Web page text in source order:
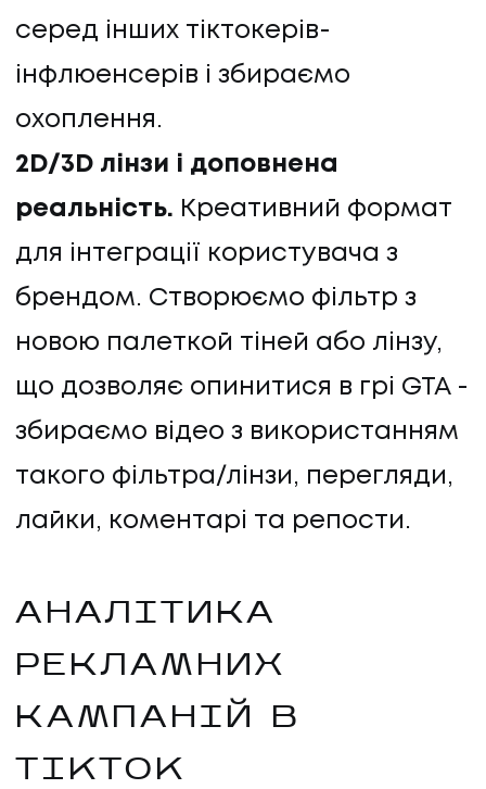
серед інших тіктокерів-
інфлюенсерів і збираємо
охоплення.
2D/3D лінзи і доповнена
реальність. Креативний формат
для інтеграції користувача з
брендом. Створюємо фільтр з
новою палеткой тіней або лінзу,
що дозволяє опинитися в грі GTA -
збираємо відео з використанням
такого фільтра/лінзи, перегляди,
лайки, коментарі та репости.
АНАЛІТИКА
РЕКЛАМНИХ
КАМПАНІЙ В
TIKTOK